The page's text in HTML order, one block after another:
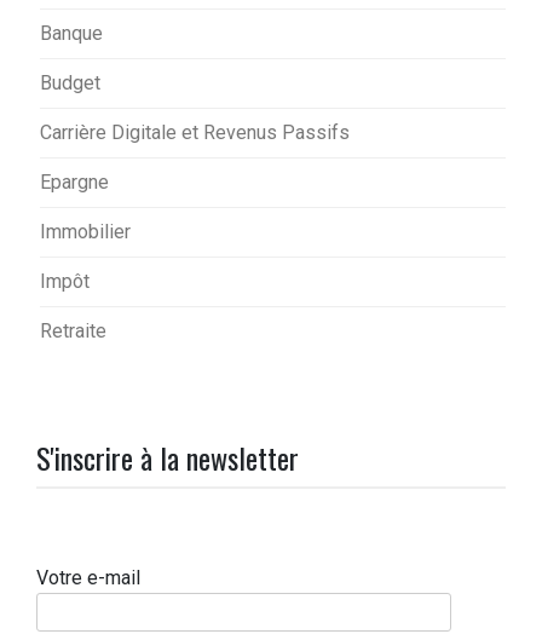
Banque
Budget
Carrière Digitale et Revenus Passifs
Epargne
Immobilier
Impôt
Retraite
S'inscrire à la newsletter
Votre e-mail